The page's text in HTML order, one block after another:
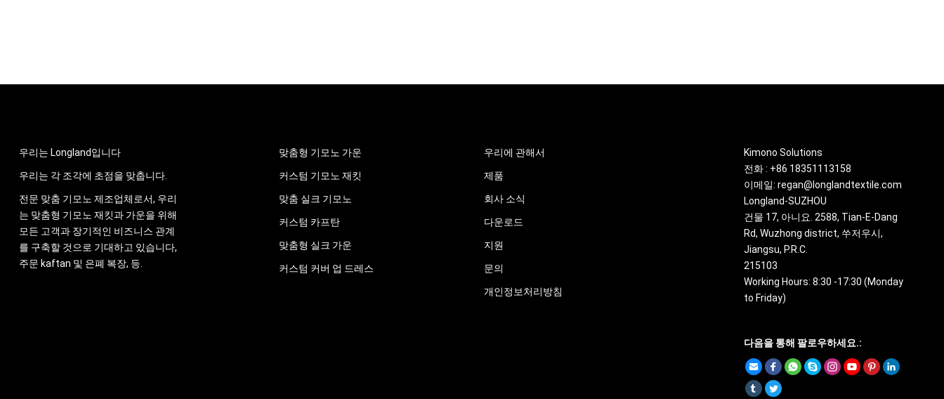
우리는 Longland입니다
우리는 각 조각에 초점을 맞춥니다.
전문 맞춤 기모노 제조업체로서, 우리
는 맞춤형 기모노 재킷과 가운을 위해
모든 고객과 장기적인 비즈니스 관계
를 구축할 것으로 기대하고 있습니다,
주문 kaftan 및 은폐 복장, 등.
맞춤형 기모노 가운
커스텀 기모노 재킷
맞춤 실크 기모노
커스텀 카프탄
맞춤형 실크 가운
커스텀 커버 업 드레스
우리에 관해서
제품
회사 소식
다운로드
지원
문의
개인정보처리방침
Kimono Solutions
전화 : +86 18351113158
이메일: regan@longlandtextile.com
Longland-SUZHOU
건물 17, 아니요. 2588, Tian-E-Dang
Rd,Wuzhong district, 쑤저우시,
Jiangsu, P.R.C
215103
Working Hours: 8:30 -17:30 (Monday
to Friday)
다음을 통해 팔로우하세요.: